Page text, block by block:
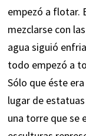
empezó a flotar.
mezclarse con
agua siguió
todo empezó a
Sólo que éste
lugar de
una torre que se